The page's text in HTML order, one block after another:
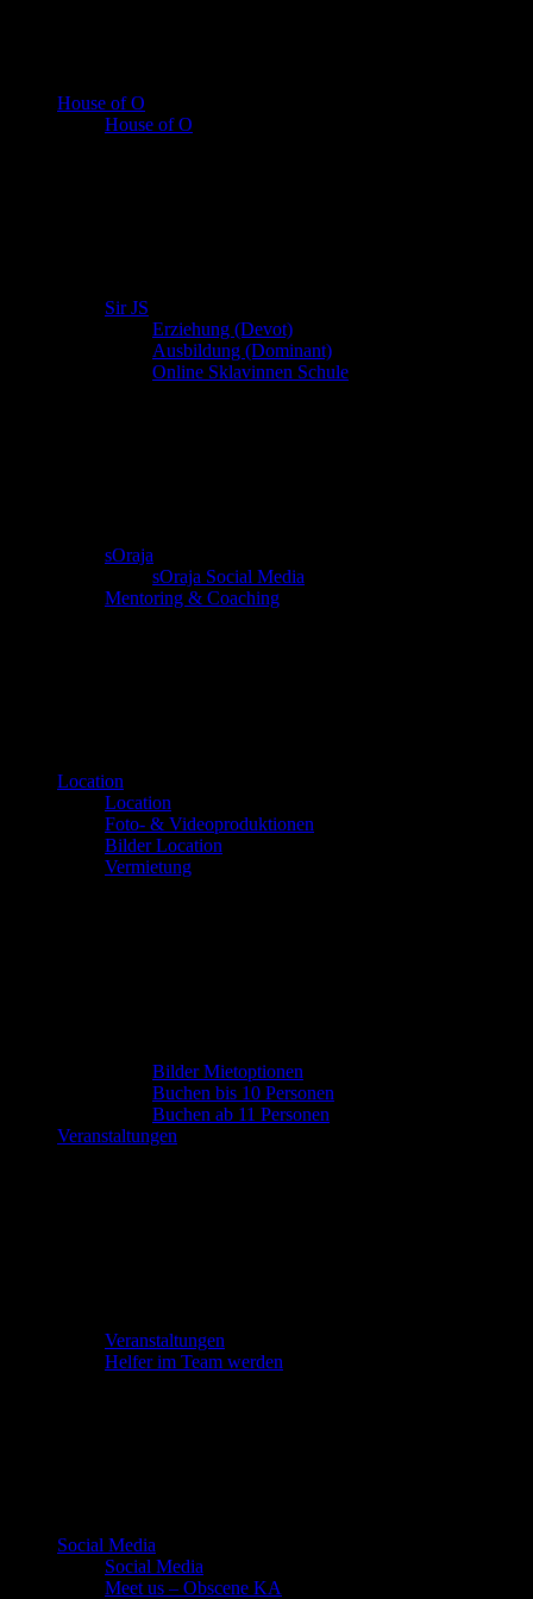
House of O
House of O
Sir JS
Erziehung (Devot)
Ausbildung (Dominant)
Online Sklavinnen Schule
sOraja
sOraja Social Media
Mentoring & Coaching
Location
Location
Foto- & Videoproduktionen
Bilder Location
Vermietung
Bilder Mietoptionen
Buchen bis 10 Personen
Buchen ab 11 Personen
Veranstaltungen
Veranstaltungen
Helfer im Team werden
Social Media
Social Media
Meet us – Obscene KA